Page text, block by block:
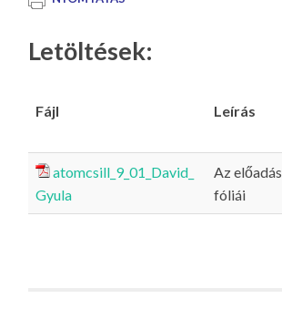
Letöltések:
Fájl Leírás
atomcsill_9_01_David_
Gyula
Az előadás
fóliái